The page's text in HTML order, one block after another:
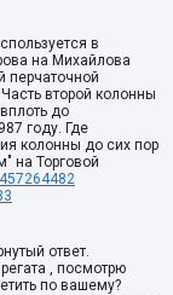
в
на Михайлова
перчаточной
второй колонны
до
году. Где
колонны до сих пор
на Торговой
ответ.
, посмотрю
по вашему?